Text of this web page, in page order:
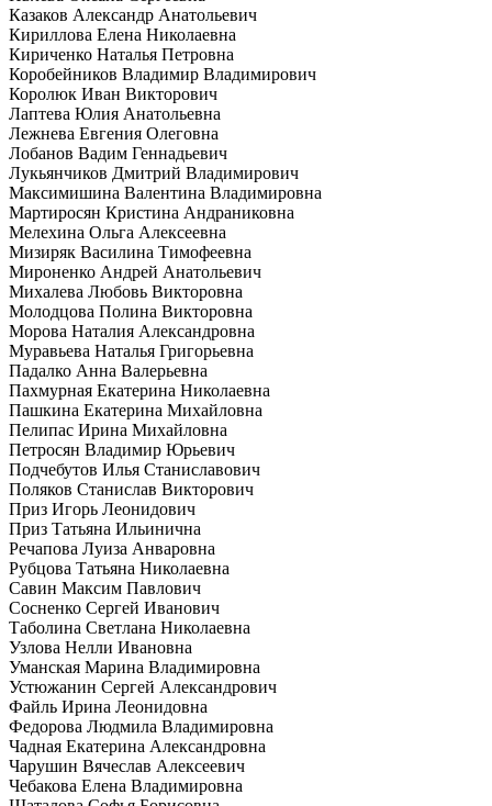
Казаков Александр Анатольевич
Кириллова Елена Николаевна
Кириченко Наталья Петровна
Коробейников Владимир Владимирович
Королюк Иван Викторович
Лаптева Юлия Анатольевна
Лежнева Евгения Олеговна
Лобанов Вадим Геннадьевич
Лукьянчиков Дмитрий Владимирович
Максимишина Валентина Владимировна
Мартиросян Кристина Андраниковна
Мелехина Ольга Алексеевна
Мизиряк Василина Тимофеевна
Мироненко Андрей Анатольевич
Михалева Любовь Викторовна
Молодцова Полина Викторовна
Морова Наталия Александровна
Муравьева Наталья Григорьевна
Падалко Анна Валерьевна
Пахмурная Екатерина Николаевна
Пашкина Екатерина Михайловна
Пелипас Ирина Михайловна
Петросян Владимир Юрьевич
Подчебутов Илья Станиславович
Поляков Станислав Викторович
Приз Игорь Леонидович
Приз Татьяна Ильинична
Речапова Луиза Анваровна
Рубцова Татьяна Николаевна
Савин Максим Павлович
Сосненко Сергей Иванович
Таболина Светлана Николаевна
Узлова Нелли Ивановна
Уманская Марина Владимировна
Устюжанин Сергей Александрович
Файль Ирина Леонидовна
Федорова Людмила Владимировна
Чадная Екатерина Александровна
Чарушин Вячеслав Алексеевич
Чебакова Елена Владимировна